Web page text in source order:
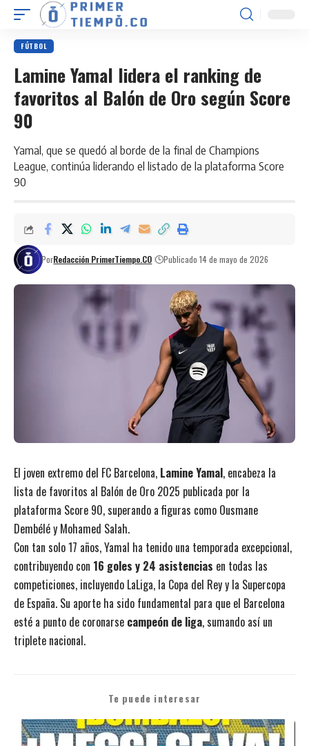
FÚTBOL
Lamine Yamal lidera el ranking de
favoritos al Balón de Oro según Score
90
Yamal, que se quedó al borde de la final de Champions
League, continúa liderando el listado de la plataforma Score
90
PorRedacción PrimerTiempo.CO Publicado 14 de mayo de 2026
El joven extremo del FC Barcelona, Lamine Yamal, encabeza la
lista de favoritos al Balón de Oro 2025 publicada por la
plataforma Score 90, superando a figuras como Ousmane
Dembélé y Mohamed Salah.
Con tan solo 17 años, Yamal ha tenido una temporada excepcional,
contribuyendo con 16 goles y 24 asistencias en todas las
competiciones, incluyendo LaLiga, la Copa del Rey y la Supercopa
de España. Su aporte ha sido fundamental para que el Barcelona
esté a punto de coronarse campeón de liga, sumando así un
triplete nacional.
Te puede interesar